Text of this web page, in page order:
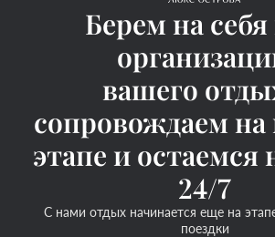
Берем на
вашего
сопровождаем
этапе и остаемся
24/7
С нами отдых начинается еще на
поездки